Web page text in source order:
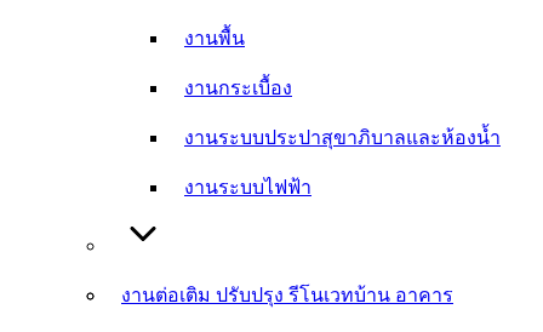
งานพื้น
งานกระเบื้อง
งานระบบประปาสุขาภิบาลและห้องน้ำ
งานระบบไฟฟ้า
งานต่อเติม ปรับปรุง รีโนเวทบ้าน อาคาร
งานกระเบื้อง
งานระบบประปาสุขาภิบาลและห้องน้ำ
งานระบบไฟฟ้า
งานต่อเติม ปรับปรุง รีโนเวทบ้าน อาคาร
งานก่อสร้างใหม่